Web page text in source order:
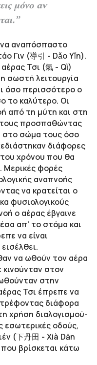
μόνο αν
αναπόσπαστο
Γιν (導引 - Dǎo Yǐn).
Τσι (氣 - Qì)
σωστή λειτουργία
όσο περισσότερο ο
το καλύτερο. Οι
από τη μύτη και στη
τους προσπαθώντας
στο σώμα τους όσο
διάφορες
χρόνου που θα
Μερικές φορές
αναπνοής
να κρατείται ο
φυσιολογικούς
ο αέρας έβγαινε
απ' το στόμα και
να είναι
να ωθούν τον αέρα
κινούνταν στον
στην
Τσι έπρεπε να
διάφορα
χρήση διαλογισμού-
εσωτερικές οδούς,
(下丹田 - Xià Dān
βρίσκεται κάτω